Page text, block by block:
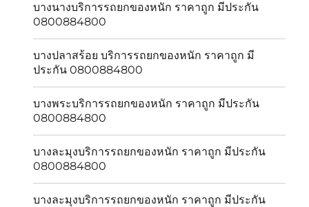
บางนางบริการรถยกของหนัก ราคาถูก มีประกัน
0800884800
บางปลาสร้อย บริการรถยกของหนัก ราคาถูก มี
ประกัน 0800884800
บางพระบริการรถยกของหนัก ราคาถูก มีประกัน
0800884800
บางละมุงบริการรถยกของหนัก ราคาถูก มีประกัน
0800884800
บางละมุงบริการรถยกของหนัก ราคาถูก มีประกัน